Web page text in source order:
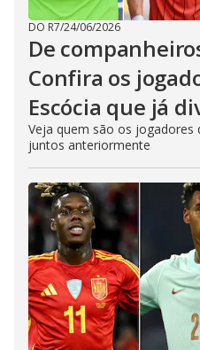
DO R7/24/06/2026
De
Confira os
Escócia que já
Veja quem são os jogadores
juntos anteriormente